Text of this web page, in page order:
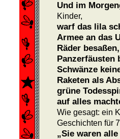
Und im
Kinder,
warf das lila
Armee an das
Räder
Panzerfäusten
Schwänze
Raketen als
grüne
auf alles
Wie gesagt: ein
Geschichten für
„Sie waren